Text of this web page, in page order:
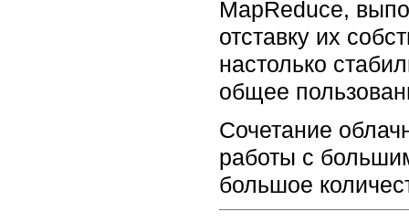
MapReduce,
отставку их
настолько
общее
Сочетание
работы с
большое